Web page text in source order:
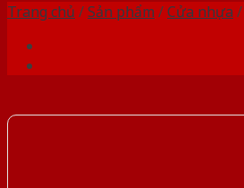
Trang chủ /Sản phẩm /Cửa nhựa /